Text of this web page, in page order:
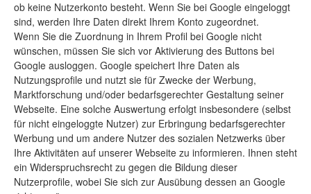
ob keine Nutzerkonto besteht. Wenn Sie bei Google eingeloggt
sind, werden Ihre Daten direkt Ihrem Konto zugeordnet.
Wenn Sie die Zuordnung in Ihrem Profil bei Google nicht
wünschen, müssen Sie sich vor Aktivierung des Buttons bei
Google ausloggen. Google speichert Ihre Daten als
Nutzungsprofile und nutzt sie für Zwecke der Werbung,
Marktforschung und/oder bedarfsgerechter Gestaltung seiner
Webseite. Eine solche Auswertung erfolgt insbesondere (selbst
für nicht eingeloggte Nutzer) zur Erbringung bedarfsgerechter
Werbung und um andere Nutzer des sozialen Netzwerks über
Ihre Aktivitäten auf unserer Webseite zu informieren. Ihnen steht
ein Widerspruchsrecht zu gegen die Bildung dieser
Nutzerprofile, wobei Sie sich zur Ausübung dessen an Google